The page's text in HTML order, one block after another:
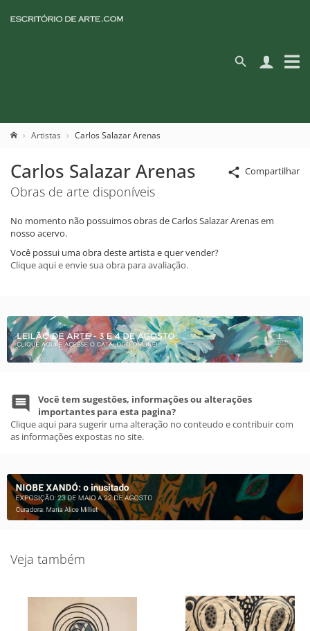
Artistas Carlos Salazar Arenas
Compartilhar
Carlos Salazar Arenas
Obras de arte disponíveis
No momento não possuimos obras de Carlos Salazar Arenas em
nosso acervo.
Você possui uma obra deste artista e quer vender?
Clique aqui e envie sua obra para avaliação.
Você tem sugestões, informações ou alterações
importantes para esta pagina?
Clique aqui para sugerir uma alteração no conteudo e contribuir com
as informações expostas no site.
Veja também